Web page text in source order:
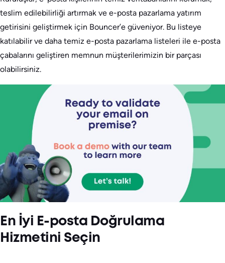
teslim edilebilirliği artırmak ve e-posta pazarlama yatırım
getirisini geliştirmek için Bouncer’e güveniyor. Bu listeye
katılabilir ve daha temiz e-posta pazarlama listeleri ile e-posta
çabalarını geliştiren memnun müşterilerimizin bir parçası
olabilirsiniz.
En İyi E-posta Doğrulama
Hizmetini Seçin